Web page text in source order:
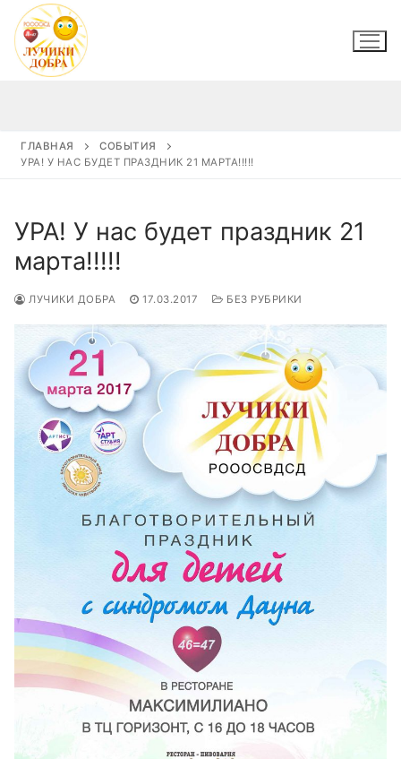
Перейти
содержимому
ГЛАВНАЯ
СОБЫТИЯ
УРА! У НАС БУДЕТ ПРАЗДНИК 21 МАРТА!!!!!
УРА! У нас будет праздник 21
марта!!!!!
ЛУЧИКИ ДОБРА 17.03.2017 БЕЗ РУБРИКИ